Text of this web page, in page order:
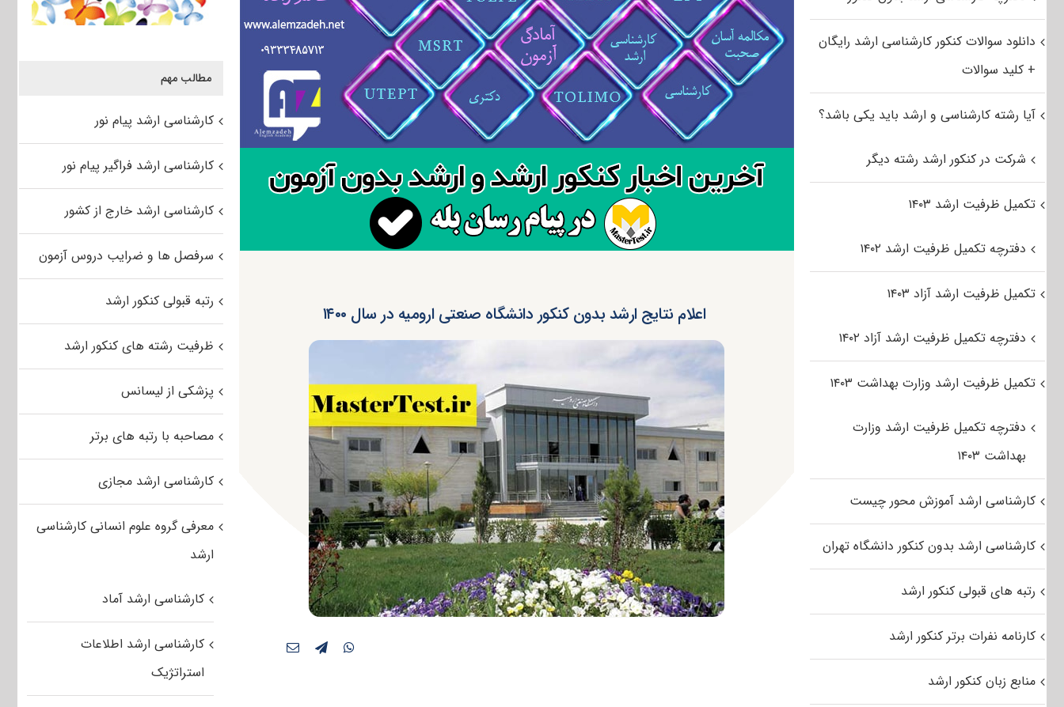
اعلام نتایج ارشد بدون کنکور دانشگاه صنعتی ارومیه در سال ۱۴۰۰
مطالب مهم
کارشناسی ارشد پیام نور
کارشناسی ارشد فراگیر پیام نور
کارشناسی ارشد خارج از کشور
سرفصل ها و ضرایب دروس آزمون
رتبه قبولی کنکور ارشد
ظرفیت رشته های کنکور ارشد
پزشکی از لیسانس
مصاحبه با رتبه های برتر
کارشناسی ارشد مجازی
معرفی گروه علوم انسانی کارشناسی
ارشد
کارشناسی ارشد آماد
کارشناسی ارشد اطلاعات
استراتژیک
دانلود سوالات کنکور کارشناسی ارشد رایگان
+ کلید سوالات
آیا رشته کارشناسی و ارشد باید یکی باشد؟
شرکت در کنکور ارشد رشته دیگر
تکمیل ظرفیت ارشد ۱۴۰۳
دفترچه تکمیل ظرفیت ارشد ۱۴۰۲
تکمیل ظرفیت ارشد آزاد ۱۴۰۳
دفترچه تکمیل ظرفیت ارشد آزاد ۱۴۰۲
تکمیل ظرفیت ارشد وزارت بهداشت ۱۴۰۳
دفترچه تکمیل ظرفیت ارشد وزارت
بهداشت ۱۴۰۳
کارشناسی ارشد آموزش محور چیست
کارشناسی ارشد بدون کنکور دانشگاه تهران
رتبه های قبولی کنکور ارشد
کارنامه نفرات برتر کنکور ارشد
منابع زبان کنکور ارشد